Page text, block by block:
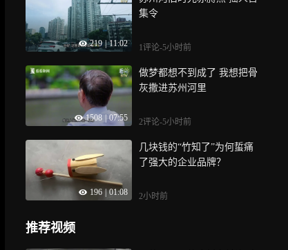
219 | 11:02
集令
1评论-5小时前
1508 07:55
做梦都想不到成了 我想把骨
灰撒进苏州河里
2评论-5小时前
196 | 01:08
几块钱的“竹知了”为何蜇痛
了强大的企业品牌？
2小时前
推荐视频